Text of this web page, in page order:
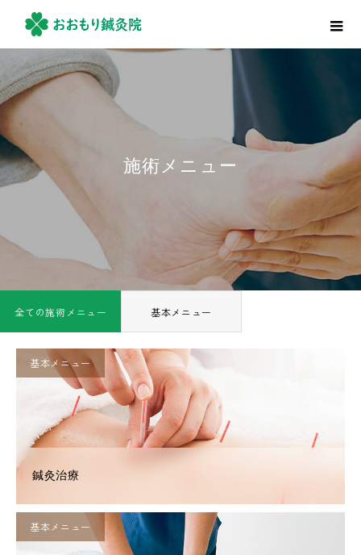
施術メニュー
全ての施術メニュー 基本メニュー
基本メニュー
鍼灸治療
基本メニュー